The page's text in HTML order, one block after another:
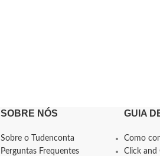
SOBRE NÓS
Sobre o Tudenconta
Perguntas Frequentes
GUIA
Como
Click and